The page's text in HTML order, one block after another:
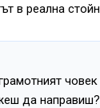
в реална
да